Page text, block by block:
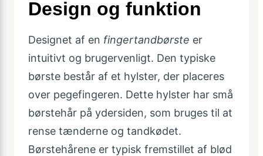
Design og funktion
Designet af en fingertandbørste er
intuitivt og brugervenligt. Den typiske
børste består af et hylster, der placeres
over pegefingeren. Dette hylster har små
børstehår på ydersiden, som bruges til at
rense tænderne og tandkødet.
Børstehårene er typisk fremstillet af blød